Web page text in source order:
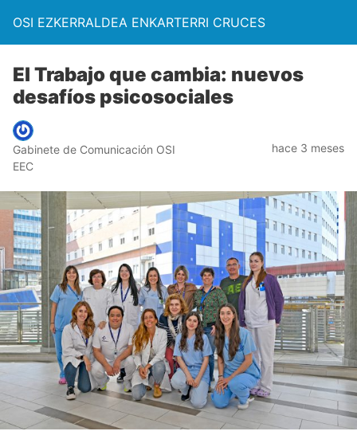
OSI EZKERRALDEA ENKARTERRI CRUCES
El Trabajo que cambia: nuevos
desafíos psicosociales
Gabinete de Comunicación OSI
EEC
hace 3 meses